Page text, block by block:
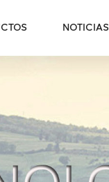
NOTICIAS